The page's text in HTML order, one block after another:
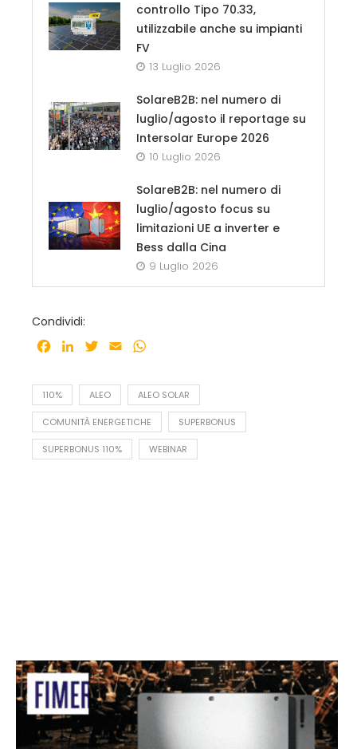
controllo Tipo 70.33,
utilizzabile anche su impianti
FV
13 Luglio 2026
SolareB2B: nel numero di
luglio/agosto il reportage su
Intersolar Europe 2026
10 Luglio 2026
SolareB2B: nel numero di
luglio/agosto focus su
limitazioni UE a inverter e
Bess dalla Cina
9 Luglio 2026
Condividi:
Facebook
LinkedInTwitter
Email
110% ALEO ALEO SOLAR
COMUNITÀ ENERGETICHE SUPERBONUS
SUPERBONUS 110% WEBINAR